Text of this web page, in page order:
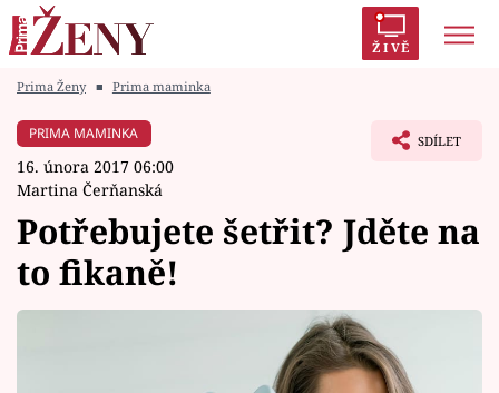
ŽIVĚ
Módní alarm
Zrádci
Témata
Prima Ženy ■ Prima maminka
PRIMA MAMINKA
16. února 2017 06:00
Martina Čerňanská
SDÍLET
Potřebujete šetřit? Jděte na
to fikaně!